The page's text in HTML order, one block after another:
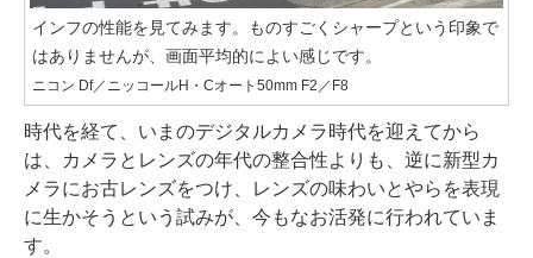
インフの性能を見てみます。ものすごくシャープという印象で
はありませんが、画面平均的によい感じです。
ニコン Df／ニッコールH・Cオート50mm F2／F8
時代を経て、いまのデジタルカメラ時代を迎えてから
は、カメラとレンズの年代の整合性よりも、逆に新型カ
メラにお古レンズをつけ、レンズの味わいとやらを表現
に生かそうという試みが、今もなお活発に行われていま
す。